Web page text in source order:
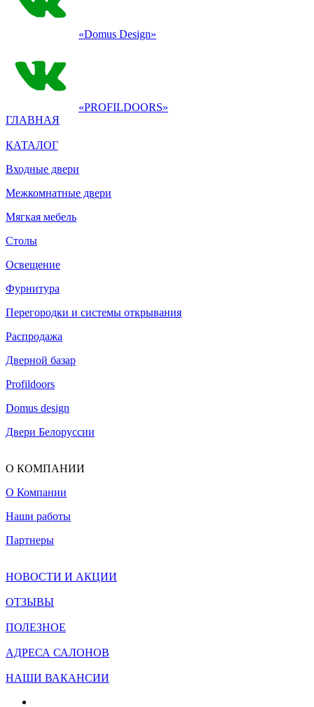
«Domus Design»
«PROFILDOORS»
ГЛАВНАЯ
КАТАЛОГ
Входные двери
Межкомнатные двери
Мягкая мебель
Столы
Освещение
Фурнитура
Перегородки и системы открывания
Распродажа
Дверной базар
Profildoors
Domus design
Двери Белоруссии
О КОМПАНИИ
О Компании
Наши работы
Партнеры
НОВОСТИ И АКЦИИ
ОТЗЫВЫ
ПОЛЕЗНОЕ
АДРЕСА САЛОНОВ
НАШИ ВАКАНСИИ